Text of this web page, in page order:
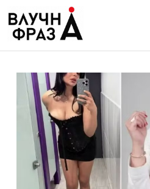
содержимому
Гроші
Життя
Лайфстайл
ТехноНаука
Людина